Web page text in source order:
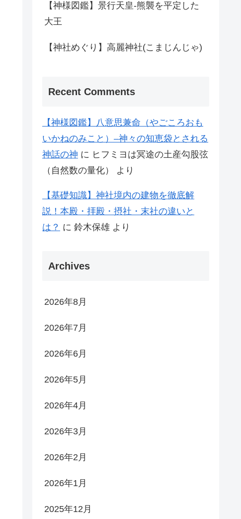
【神様図鑑】景行天皇-熊襲を平定した
大王
【神社めぐり】高麗神社(こまじんじゃ)
Recent Comments
【神様図鑑】八意思兼命（やごころおも
いかねのみこと）–神々の知恵袋とされる
神話の神 に ヒフミヨは冥途の土産勾股弦
（自然数の量化）
より
【基礎知識】神社境内の建物を徹底解
説！本殿・拝殿・摂社・末社の違いと
は？ に 鈴木保雄 より
Archives
2026年8月
2026年7月
2026年6月
2026年5月
2026年4月
2026年3月
2026年2月
2026年1月
2025年12月